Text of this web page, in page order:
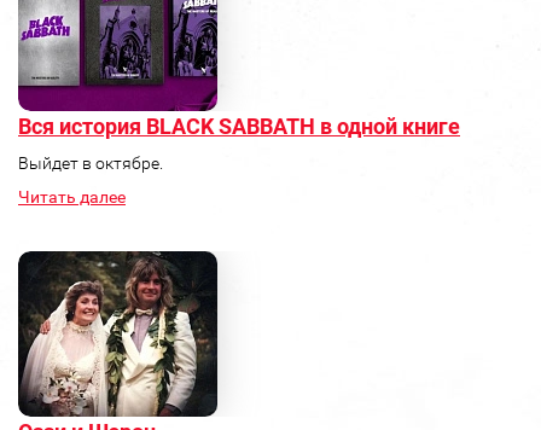
Вся история BLACK SABBATH в одной книге
Выйдет в октябре.
Читать далее